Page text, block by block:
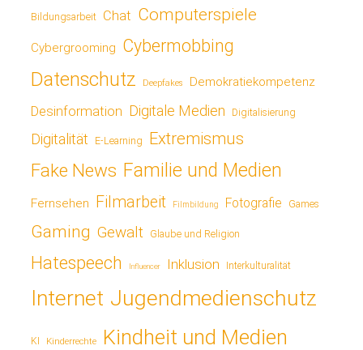
Bildungsarbeit Chat Computerspiele
Cybergrooming Cybermobbing
Datenschutz Deepfakes Demokratiekompetenz
Desinformation Digitale Medien Digitalisierung
Digitalität E-Learning Extremismus
Fake News Familie und Medien
Fernsehen Filmarbeit Filmbildung Fotografie Games
Gaming Gewalt Glaube und Religion
Hatespeech Influencer Inklusion Interkulturalität
Internet Jugendmedienschutz
KI Kinderrechte Kindheit und Medien